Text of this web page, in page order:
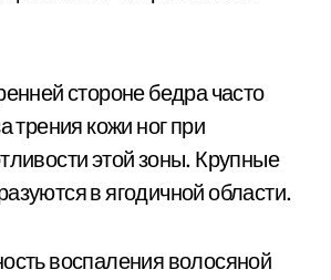
стороне бедра часто
трения кожи ног при
этой зоны. Крупные
в ягодичной области.
воспаления волосяной